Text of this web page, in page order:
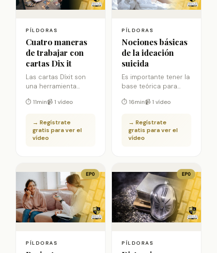
PÍLDORAS
Cuatro maneras
de trabajar con
cartas Dix it
Las cartas Díxit son
una herramienta
potente para poder
esta píldora
aprenderemos cuatro
maneras en las que
nuestras sesiones.
⏱ 11min📹 1 vídeo
→ Regístrate
gratis para ver el
vídeo
PÍLDORAS
Nociones básicas
de la ideación
suicida
Es importante tener la
base teórica para
concepto de ideación
podrás aprender las
nociones básicas de
la misma.
⏱ 16min📹 1 vídeo
→ Regístrate
gratis para ver el
vídeo
EPO
PÍLDORAS
EPO
PÍLDORAS